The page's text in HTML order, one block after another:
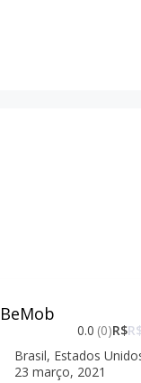
BeMob
0.0 (0)R$
Brasil, Estados
23 março, 2021